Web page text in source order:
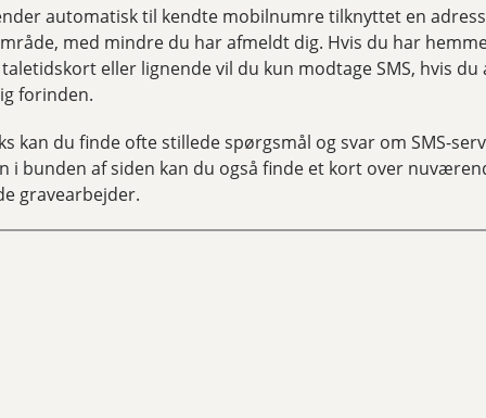
automatisk til kendte mobilnumre tilknyttet en
med mindre du har afmeldt dig. Hvis du har
eller lignende vil du kun modtage SMS, hvis du
forinden.
kan du finde ofte stillede spørgsmål og svar om SMS-
i bunden af siden kan du også finde et kort over
gravearbejder.